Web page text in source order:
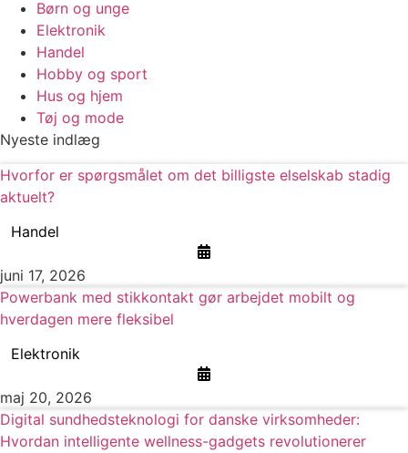
Børn og unge
Elektronik
Handel
Hobby og sport
Hus og hjem
Tøj og mode
Nyeste indlæg
Hvorfor er spørgsmålet om det billigste elselskab stadig
aktuelt?
Handel
juni 17, 2026
Powerbank med stikkontakt gør arbejdet mobilt og
hverdagen mere fleksibel
Elektronik
maj 20, 2026
Digital sundhedsteknologi for danske virksomheder:
Hvordan intelligente wellness-gadgets revolutionerer